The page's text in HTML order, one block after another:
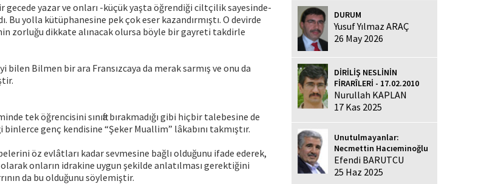
gecede yazar ve onları -küçük yaşta öğrendiği ciltçilik sayesinde-
Bu yolla kütüphanesine pek çok eser kazandırmıştı. O devirde
zorluğu dikkate alınacak olursa böyle bir gayreti takdirle
bilen Bilmen bir ara Fransızcaya da merak sarmış ve onu da
tek öğrencisini sınıfta bırakmadığı gibi hiçbir talebesine de
genç kendisine “Şeker Muallim” lâkabını takmıştır.
öz evlâtları kadar sevmesine bağlı olduğunu ifade ederek,
onların idrakine uygun şekilde anlatılması gerektiğini
da bu olduğunu söylemiştir.
DURUM
Yusuf Yılmaz ARAÇ
26 May 2026
DİRİLİŞ NESLİNİN
FİRARÎLERİ - 17.02.2010
Nurullah KAPLAN
17 Kas 2025
Unutulmayanlar:
Necmettin Hacıeminoğlu
Efendi BARUTCU
25 Haz 2025